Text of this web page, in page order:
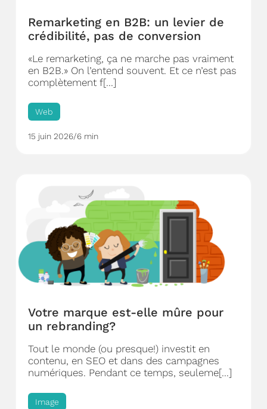
Remarketing en B2B: un levier de
crédibilité, pas de conversion
«Le remarketing, ça ne marche pas vraiment
en B2B.» On l’entend souvent. Et ce n’est pas
complètement f[...]
Web
15 juin 2026/6 min
Votre marque est-elle mûre pour
un rebranding?
Tout le monde (ou presque!) investit en
contenu, en SEO et dans des campagnes
numériques. Pendant ce temps, seuleme[...]
Image